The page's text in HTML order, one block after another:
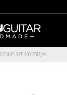
BPB-1DX RSM/M